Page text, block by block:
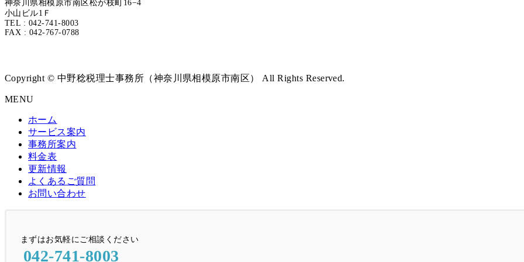
神奈川県相模原市南区松が枝町16−4
小山ビル1Ｆ
TEL : 042-741-8003
FAX : 042-767-0788
Copyright © 中野稔税理士事務所（神奈川県相模原市南区） All Rights Reserved.
MENU
ホーム
サービス案内
事務所案内
料金表
更新情報
よくあるご質問
お問い合わせ
まずはお気軽にご相談ください
042-741-8003